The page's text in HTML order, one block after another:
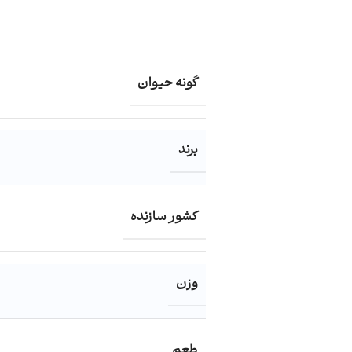
گونه حیوان
برند
کشور سازنده
وزن